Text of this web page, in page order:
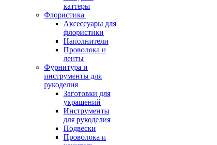
каттеры
Флористика
Аксессуары для
флористики
Наполнители
Проволока и
ленты
Фурнитура и
инструменты для
рукоделия
Заготовки для
украшений
Инструменты
для рукоделия
Подвески
Проволока и